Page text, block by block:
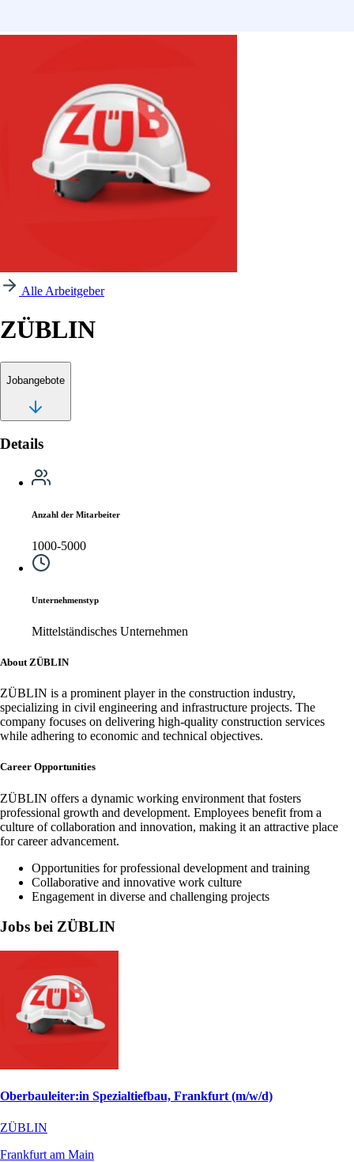
Alle Arbeitgeber
ZÜBLIN
Jobangebote
Details
Anzahl der Mitarbeiter
1000-5000
Unternehmenstyp
Mittelständisches Unternehmen
About ZÜBLIN
ZÜBLIN is a prominent player in the construction industry,
specializing in civil engineering and infrastructure projects. The
company focuses on delivering high-quality construction services
while adhering to economic and technical objectives.
Career Opportunities
ZÜBLIN offers a dynamic working environment that fosters
professional growth and development. Employees benefit from a
culture of collaboration and innovation, making it an attractive place
for career advancement.
Opportunities for professional development and training
Collaborative and innovative work culture
Engagement in diverse and challenging projects
Jobs bei ZÜBLIN
Oberbauleiter:in Spezialtiefbau, Frankfurt (m/w/d)
ZÜBLIN
Frankfurt am Main